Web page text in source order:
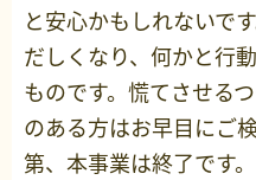
と安心かもしれないで
だしくなり、何かと行
ものです。慌てさせる
のある方はお早目にご
第、本事業は終了です。